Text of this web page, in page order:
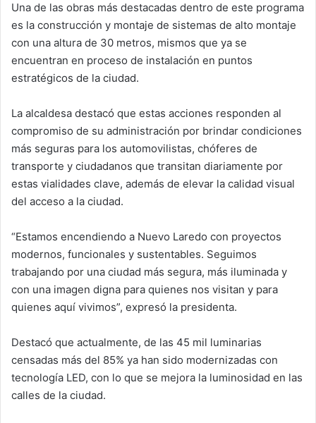
Una de las obras más destacadas dentro de este programa
es la construcción y montaje de sistemas de alto montaje
con una altura de 30 metros, mismos que ya se
encuentran en proceso de instalación en puntos
estratégicos de la ciudad.
La alcaldesa destacó que estas acciones responden al
compromiso de su administración por brindar condiciones
más seguras para los automovilistas, chóferes de
transporte y ciudadanos que transitan diariamente por
estas vialidades clave, además de elevar la calidad visual
del acceso a la ciudad.
“Estamos encendiendo a Nuevo Laredo con proyectos
modernos, funcionales y sustentables. Seguimos
trabajando por una ciudad más segura, más iluminada y
con una imagen digna para quienes nos visitan y para
quienes aquí vivimos”, expresó la presidenta.
Destacó que actualmente, de las 45 mil luminarias
censadas más del 85% ya han sido modernizadas con
tecnología LED, con lo que se mejora la luminosidad en las
calles de la ciudad.